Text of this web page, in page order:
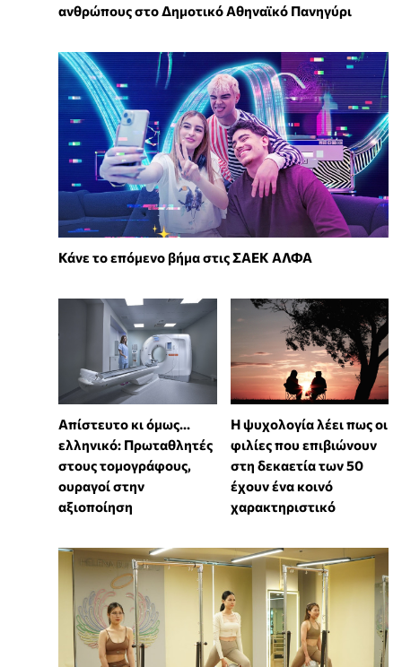
ανθρώπους στο Δημοτικό Αθηναϊκό Πανηγύρι
Κάνε το επόμενο βήμα στις ΣΑΕΚ ΑΛΦΑ
Απίστευτο κι όμως...
ελληνικό: Πρωταθλητές
στους τομογράφους,
ουραγοί στην
αξιοποίηση
⁠Η ψυχολογία λέει πως οι
φιλίες που επιβιώνουν
στη δεκαετία των 50
έχουν ένα κοινό
χαρακτηριστικό